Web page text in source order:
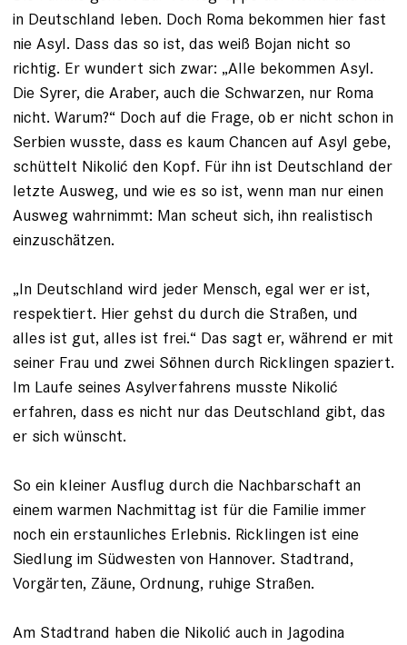
in Deutschland leben. Doch Roma bekommen hier fast
nie Asyl. Dass das so ist, das weiß Bojan nicht so
richtig. Er wundert sich zwar: „Alle bekommen Asyl.
Die Syrer, die Araber, auch die Schwarzen, nur Roma
nicht. Warum?“ Doch auf die Frage, ob er nicht schon in
Serbien wusste, dass es kaum Chancen auf Asyl gebe,
schüttelt Nikolić den Kopf. Für ihn ist Deutschland der
letzte Ausweg, und wie es so ist, wenn man nur einen
Ausweg wahrnimmt: Man scheut sich, ihn realistisch
einzuschätzen.
„In Deutschland wird jeder Mensch, egal wer er ist,
respektiert. Hier gehst du durch die Straßen, und
alles ist gut, alles ist frei.“ Das sagt er, während er mit
seiner Frau und zwei Söhnen durch Ricklingen spaziert.
Im Laufe seines Asylverfahrens musste Nikolić
erfahren, dass es nicht nur das Deutschland gibt, das
er sich wünscht.
So ein kleiner Ausflug durch die Nachbarschaft an
einem ­warmen Nachmittag ist für die Familie immer
noch ein erstaunliches Erlebnis. Ricklingen ist eine
Siedlung im Südwesten von Hannover. Stadtrand,
Vorgärten, Zäune, Ordnung, ruhige Straßen.
Am Stadtrand haben die Nikolić auch in Jagodina